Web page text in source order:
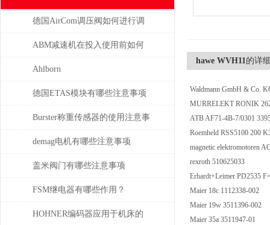
德国AirCom调压阀如何进行调
压，一分钟了解！
ABM减速机在投入使用前如何
安装
Ahlborn
德国ETAS模块有哪些注意事项
Burster称重传感器的使用注意事
项
demag电机有哪些注意事项
盖米阀门有哪些注意事项
FSM继电器有哪些作用？
HOHNER编码器应用于机床的
hawe WVH11的详
Waldmann GmbH & Co.
MURRELEKT RONIK
ATB AF71-4B-7/0301
Roemheld RSS5100 200
magnetic elektromotoren
rexroth 510625033
Erhardt+Leimer PD2535
Maier 18c 1112338-002
Maier 19w 3511396-002
Maier 35a 3511947-01